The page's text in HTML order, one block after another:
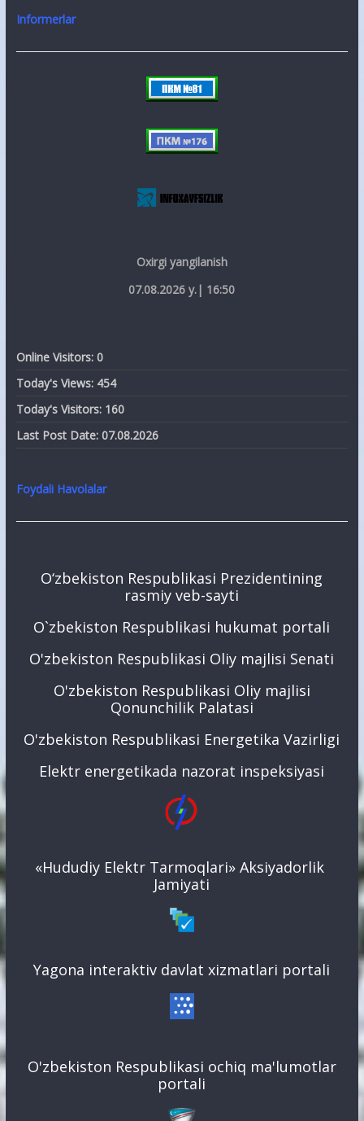
Informerlar
Oxirgi yangilanish
07.08.2026 y.| 16:50
Online Visitors: 0
Today's Views: 454
Today's Visitors: 160
Last Post Date: 07.08.2026
Foydali Havolalar
O‘zbekiston Respublikasi Prezidentining
rasmiy veb-sayti
O`zbekiston Respublikasi hukumat portali
O'zbekiston Respublikasi Oliy majlisi Senati
O'zbekiston Respublikasi Oliy majlisi
Qonunchilik Palatasi
O'zbekiston Respublikasi Energetika Vazirligi
Elektr energetikada nazorat inspeksiyasi
«Hududiy Elektr Tarmoqlari» Aksiyadorlik
Jamiyati
Yagona interaktiv davlat xizmatlari portali
O'zbekiston Respublikasi ochiq ma'lumotlar
portali